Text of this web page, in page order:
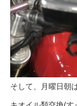
そして、月曜日朝